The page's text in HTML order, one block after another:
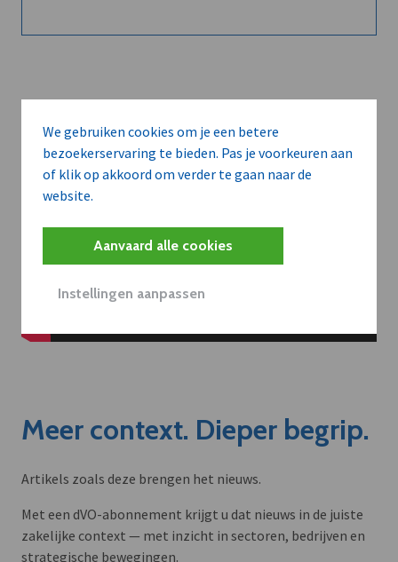
We gebruiken cookies om je een betere
bezoekerservaring te bieden. Pas je voorkeuren aan
of klik op akkoord om verder te gaan naar de
website.
Aanvaard alle cookies
Instellingen aanpassen
Meer context. Dieper begrip.
Artikels zoals deze brengen het nieuws.
Met een dVO-abonnement krijgt u dat nieuws in de juiste
zakelijke context — met inzicht in sectoren, bedrijven en
strategische bewegingen.